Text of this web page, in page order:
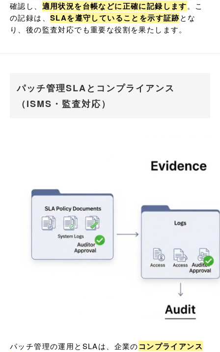
確認し、 適用状況を台帳などに正確に記録します。こ
の記録は、 SLAを遵守していることを示す証跡とな
り、後の監査対応でも重要な役割を果たします。
パッチ管理SLAとコンプライアンス
（ISMS・監査対応）
パッチ管理の運用とSLAは、企業のコンプライアンス